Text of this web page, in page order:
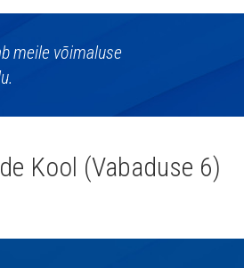
meile võimaluse
Kool (Vabaduse 6)